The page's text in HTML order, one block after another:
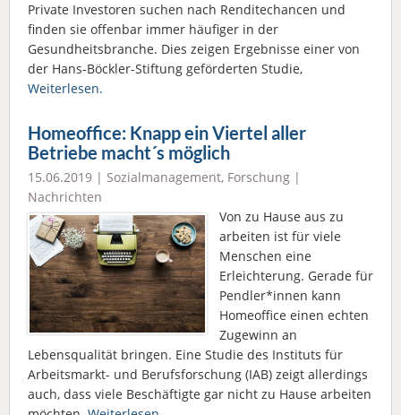
Private Investoren suchen nach Renditechancen und
finden sie offenbar immer häufiger in der
Gesundheitsbranche. Dies zeigen Ergebnisse einer von
der Hans-Böckler-Stiftung geförderten Studie,
Weiterlesen.
Homeoffice: Knapp ein Viertel aller
Betriebe macht´s möglich
15.06.2019 | Sozialmanagement, Forschung |
Nachrichten
Von zu Hause aus zu
arbeiten ist für viele
Menschen eine
Erleichterung. Gerade für
Pendler*innen kann
Homeoffice einen echten
Zugewinn an
Lebensqualität bringen. Eine Studie des Instituts für
Arbeitsmarkt- und Berufsforschung (IAB) zeigt allerdings
auch, dass viele Beschäftigte gar nicht zu Hause arbeiten